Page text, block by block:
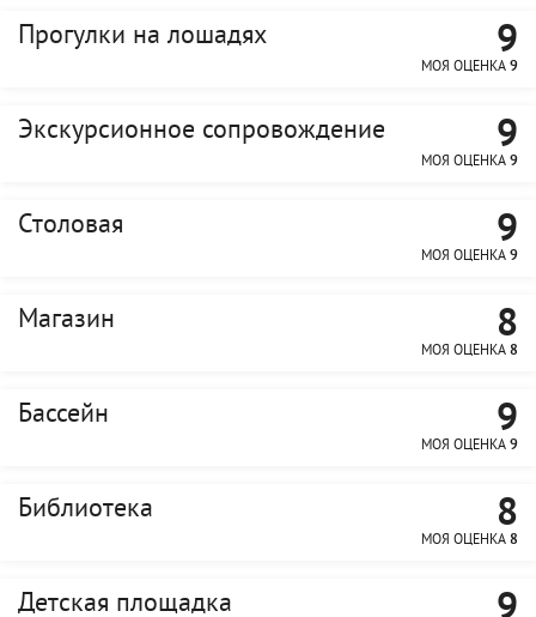
Прогулки на лошадях 9
МОЯ ОЦЕНКА 9
Экскурсионное сопровождение 9
МОЯ ОЦЕНКА 9
Столовая 9
МОЯ ОЦЕНКА 9
Магазин 8
МОЯ ОЦЕНКА 8
Бассейн 9
МОЯ ОЦЕНКА 9
Библиотека 8
МОЯ ОЦЕНКА 8
Детская площадка